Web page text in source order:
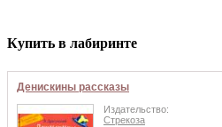
Купить в лабиринте
Денискины рассказы
Издательство:
Стрекоза